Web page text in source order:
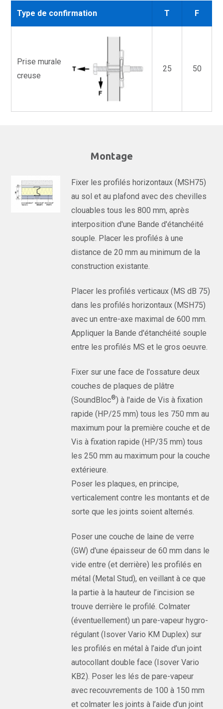
Type de confirmation T F
Prise murale
creuse
25 50
Montage
Fixer les profilés horizontaux (MSH75)
au sol et au plafond avec des chevilles
clouables tous les 800 mm, après
interposition d'une Bande d'étanchéité
souple. Placer les profilés à une
distance de 20 mm au minimum de la
construction existante.
Placer les profilés verticaux (MS dB 75)
dans les profilés horizontaux (MSH75)
avec un entre-axe maximal de 600 mm.
Appliquer la Bande d'étanchéité souple
entre les profilés MS et le gros oeuvre.
Fixer sur une face de l'ossature deux
couches de plaques de plâtre
(SoundBloc®) à l'aide de Vis à fixation
rapide (HP/25 mm) tous les 750 mm au
maximum pour la première couche et de
Vis à fixation rapide (HP/35 mm) tous
les 250 mm au maximum pour la couche
extérieure.
Poser les plaques, en principe,
verticalement contre les montants et de
sorte que les joints soient alternés.
Poser une couche de laine de verre
(GW) d'une épaisseur de 60 mm dans le
vide entre (et derrière) les profilés en
métal (Metal Stud), en veillant à ce que
la partie à la hauteur de l’incision se
trouve derrière le profilé. Colmater
(éventuellement) un pare-vapeur hygro-
régulant (Isover Vario KM Duplex) sur
les profilés en métal à l’aide d’un joint
autocollant double face (Isover Vario
KB2). Poser les lés de pare-vapeur
avec recouvrements de 100 à 150 mm
et colmater les joints à l’aide d’un joint